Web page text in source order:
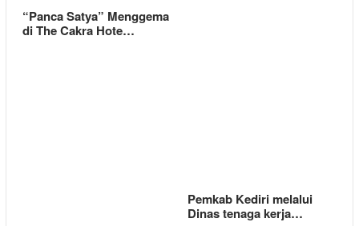
“Panca Satya” Menggema
di The Cakra Hote…
Pemkab Kediri melalui
Dinas tenaga kerja…